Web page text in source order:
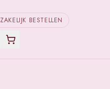
ZAKELIJK BESTELLEN